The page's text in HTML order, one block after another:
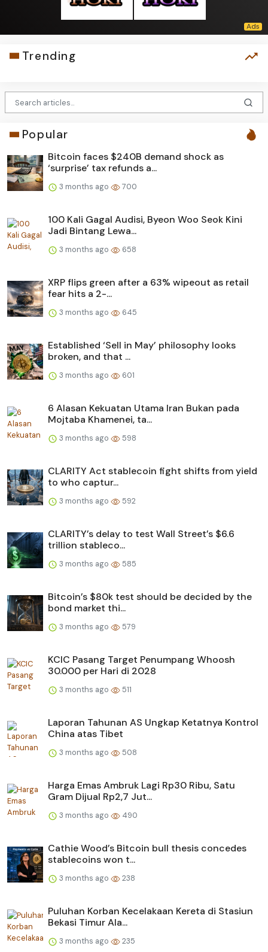
Trending
Popular
Bitcoin faces $240B demand shock as
‘surprise’ tax refunds a...
3 months ago 700
100 Kali Gagal Audisi, Byeon Woo Seok Kini
Jadi Bintang Lewa...
3 months ago 658
XRP flips green after a 63% wipeout as retail
fear hits a 2-...
3 months ago 645
Established ‘Sell in May’ philosophy looks
broken, and that ...
3 months ago 601
6 Alasan Kekuatan Utama Iran Bukan pada
Mojtaba Khamenei, ta...
3 months ago 598
CLARITY Act stablecoin fight shifts from yield
to who captur...
3 months ago 592
CLARITY’s delay to test Wall Street’s $6.6
trillion stableco...
3 months ago 585
Bitcoin’s $80k test should be decided by the
bond market thi...
3 months ago 579
KCIC Pasang Target Penumpang Whoosh
30.000 per Hari di 2028
3 months ago 511
Laporan Tahunan AS Ungkap Ketatnya Kontrol
China atas Tibet
3 months ago 508
Harga Emas Ambruk Lagi Rp30 Ribu, Satu
Gram Dijual Rp2,7 Jut...
3 months ago 490
Cathie Wood’s Bitcoin bull thesis concedes
stablecoins won t...
3 months ago 238
Puluhan Korban Kecelakaan Kereta di Stasiun
Bekasi Timur Ala...
3 months ago 235